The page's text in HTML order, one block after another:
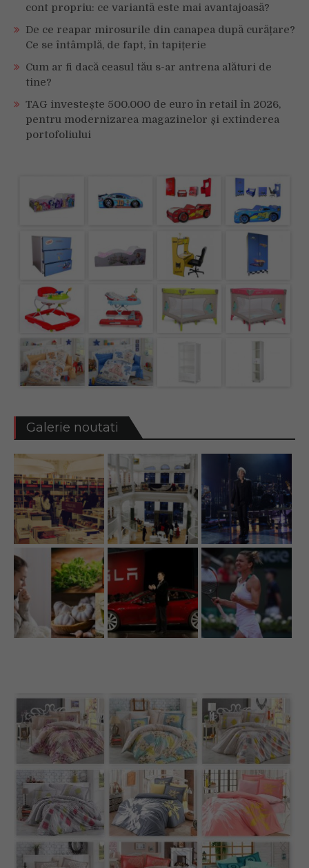
cont propriu: ce variantă este mai avantajoasă?
De ce reapar mirosurile din canapea după curățare?
Ce se întâmplă, de fapt, în tapițerie
Cum ar fi dacă ceasul tău s-ar antrena alături de
tine?
TAG investește 500.000 de euro în retail în 2026,
pentru modernizarea magazinelor și extinderea
portofoliului
Galerie noutati